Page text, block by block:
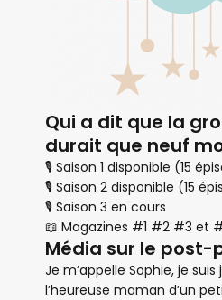
Qui a dit que la
durait que neuf
🎙 Saison 1 disponible (15
🎙 Saison 2 disponible (15
🎙 Saison 3 en cours
📖 Magazines #1 #2 #3 et
Média sur le
Je m’appelle Sophie, je
l’heureuse maman d’un